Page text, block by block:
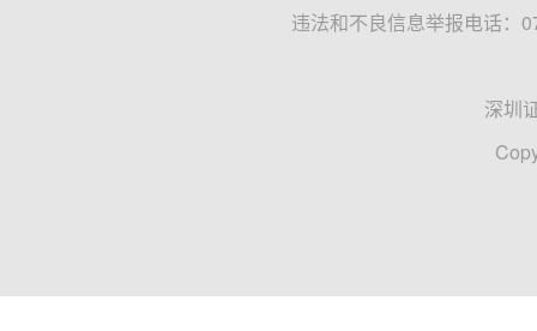
违法和不良信息举报电话：
深圳